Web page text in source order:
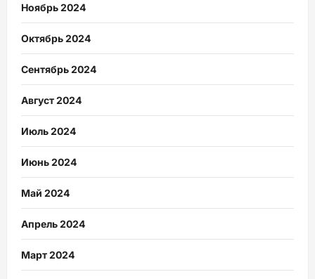
Ноябрь 2024
Октябрь 2024
Сентябрь 2024
Август 2024
Июль 2024
Июнь 2024
Май 2024
Апрель 2024
Март 2024